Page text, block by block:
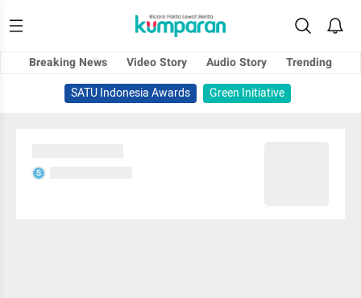
Breaking News Video Story Audio Story
Trending
SATU Indonesia Awards
Green Initiative
S